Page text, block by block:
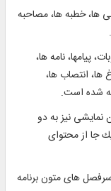
ها، خطبه‏ ها، مصاحبه
پيام‏ها، نامه‏ ها،
‏ها، انتصاب ‏ها،
شده است.
نمايشى نيز به دو
جا از محتواى
‏هاى متون برنامه